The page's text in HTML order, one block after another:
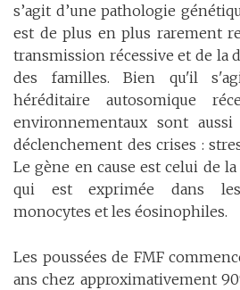
s’agit d’une pathologie
est de plus en plus rarement
transmission récessive et de la
des familles. Bien qu'il
héréditaire autosomique
environnementaux sont
déclenchement des crises :
Le gène en cause est celui de
qui est exprimée dans
monocytes et les éosinophiles.
Les poussées de FMF
ans chez approximativement